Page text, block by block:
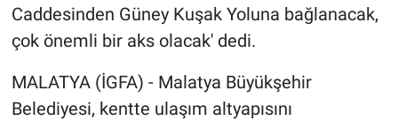
Caddesinden Güney Kuşak Yoluna bağlanacak,
çok önemli bir aks olacak' dedi.
MALATYA (İGFA) - Malatya Büyükşehir
Belediyesi, kentte ulaşım altyapısını